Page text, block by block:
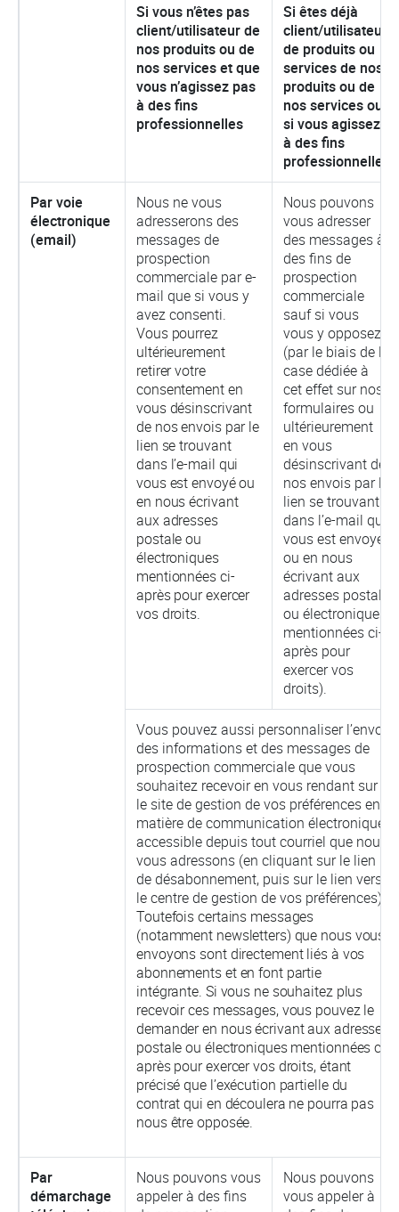
Si vous n’êtes pas
client/utilisateur de
nos produits ou de
nos services et que
vous n’agissez pas
à des fins
professionnelles
Si êtes déjà
client/utilisateur
de produits ou
services de nos
produits ou de
nos services ou
si vous agissez
à des fins
professionnelles
Par voie
électronique
(email)
Nous ne vous
adresserons des
messages de
prospection
commerciale par e-
mail que si vous y
avez consenti.
Vous pourrez
ultérieurement
retirer votre
consentement en
vous désinscrivant
de nos envois par le
lien se trouvant
dans l’e-mail qui
vous est envoyé ou
en nous écrivant
aux adresses
postale ou
électroniques
mentionnées ci-
après pour exercer
vos droits.
Nous pouvons
vous adresser
des messages à
des fins de
prospection
commerciale
sauf si vous
vous y opposez
(par le biais de la
case dédiée à
cet effet sur nos
formulaires ou
ultérieurement
en vous
désinscrivant de
nos envois par le
lien se trouvant
dans l’e-mail qui
vous est envoyé
ou en nous
écrivant aux
adresses postale
ou électroniques
mentionnées ci-
après pour
exercer vos
droits).
Vous pouvez aussi personnaliser l’envoi
des informations et des messages de
prospection commerciale que vous
souhaitez recevoir en vous rendant sur
le site de gestion de vos préférences en
matière de communication électronique,
accessible depuis tout courriel que nous
vous adressons (en cliquant sur le lien
de désabonnement, puis sur le lien vers
le centre de gestion de vos préférences).
Toutefois certains messages
(notamment newsletters) que nous vous
envoyons sont directement liés à vos
abonnements et en font partie
intégrante. Si vous ne souhaitez plus
recevoir ces messages, vous pouvez le
demander en nous écrivant aux adresses
postale ou électroniques mentionnées ci-
après pour exercer vos droits, étant
précisé que l’exécution partielle du
contrat qui en découlera ne pourra pas
nous être opposée.
Par
démarchage
Nous pouvons vous
appeler à des fins
Nous pouvons
vous appeler à